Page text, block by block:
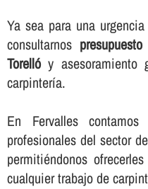
Ya sea para una
consultarnos
Torellóy asesoramiento
carpinterí­a.
En Fervalles
profesionales del sector
permitiéndonos
cualquier trabajo de